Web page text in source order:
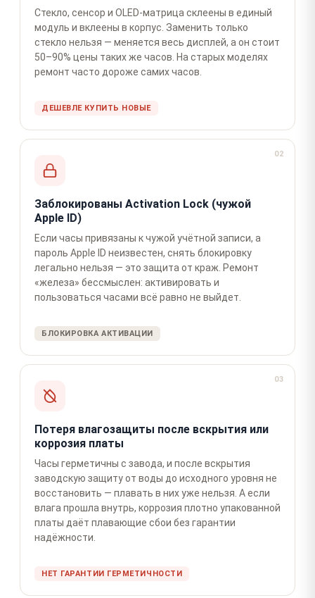
Стекло, сенсор и OLED-матрица склеены в единый
модуль и вклеены в корпус. Заменить только
стекло нельзя — меняется весь дисплей, а он стоит
50–90% цены таких же часов. На старых моделях
ремонт часто дороже самих часов.
ДЕШЕВЛЕ КУПИТЬ НОВЫЕ
02
Заблокированы Activation Lock (чужой
Apple ID)
Если часы привязаны к чужой учётной записи, а
пароль Apple ID неизвестен, снять блокировку
легально нельзя — это защита от краж. Ремонт
«железа» бессмыслен: активировать и
пользоваться часами всё равно не выйдет.
БЛОКИРОВКА АКТИВАЦИИ
03
Потеря влагозащиты после вскрытия или
коррозия платы
Часы герметичны с завода, и после вскрытия
заводскую защиту от воды до исходного уровня не
восстановить — плавать в них уже нельзя. А если
влага прошла внутрь, коррозия плотно упакованной
платы даёт плавающие сбои без гарантии
надёжности.
НЕТ ГАРАНТИИ ГЕРМЕТИЧНОСТИ